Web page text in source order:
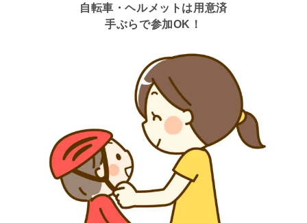
自転車・ヘルメットは用意済
手ぶらで参加OK！